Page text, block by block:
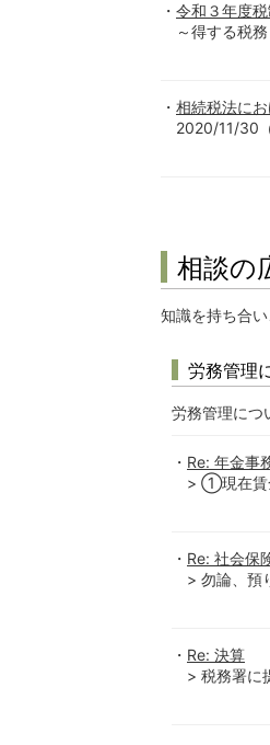
令和３年度
～得する税
相続税法に
2020/11/30
相談の
知識を持ち合
労務管理
労務管理につ
Re: 年金事
> ①現在賃
Re: 社会保
> 勿論、預
Re: 決算
> 税務署に